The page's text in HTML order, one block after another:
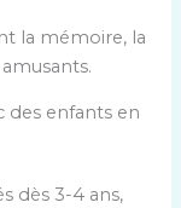
la mémoire, la
des enfants en
dès 3-4 ans,